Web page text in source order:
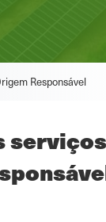
Responsável